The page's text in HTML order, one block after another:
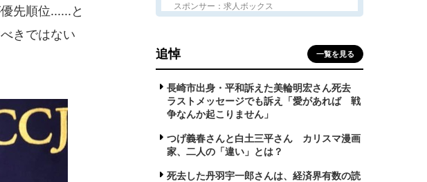
先順位......と
きではない
スポンサー：求人ボックス
追悼 一覧を見る
長崎市出身・平和訴えた美輪明宏さん死去
ラストメッセージでも訴え「愛があれば 戦
争なんか起こりません」
つげ義春さんと白土三平さん カリスマ漫画
家、二人の「違い」とは？
死去した丹羽宇一郎さんは、経済界有数の読